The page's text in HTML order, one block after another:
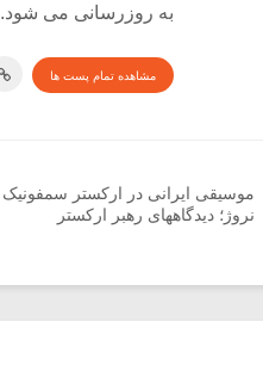
به روزرسانی می شود.
مشاهده تمام پست ها
موسیقی ایرانی در ارکستر سمفونیک
نروژ؛ دیدگاههای رهبر ارکستر